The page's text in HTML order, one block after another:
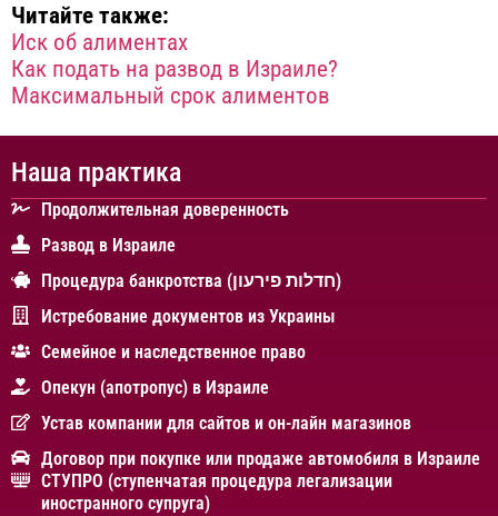
Читайте также:
Иск об алиментах
Как подать на развод в Израиле?
Максимальный срок алиментов
Наша практика
Продолжительная доверенность
Развод в Израиле
Процедура банкротства (חדלות פירעון)
Истребование документов из Украины
Cемейное и наследственное право
Опекун (апотропус) в Израиле
Устав компании для сайтов и он-лайн магазинов
Договор при покупке или продаже автомобиля в Израиле
СТУПРО (ступенчатая процедура легализации
иностранного супруга)